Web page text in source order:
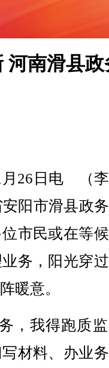
河南滑县
26日电 （李
阳市滑县政
市民或在等
务，阳光穿
暖意。
我得跑质监
材料、办业